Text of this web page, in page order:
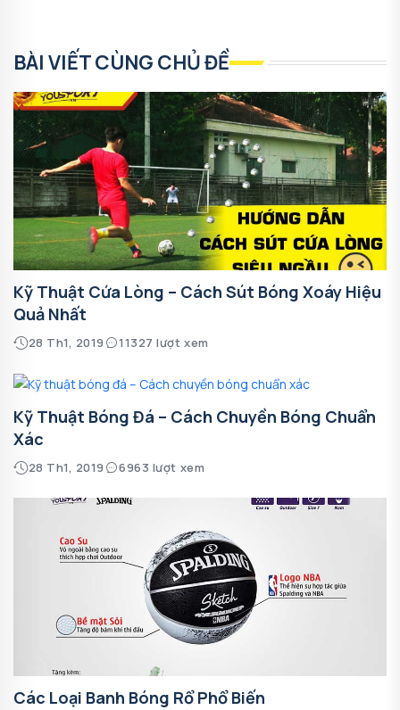
BÀI VIẾT CÙNG CHỦ ĐỀ
Kỹ Thuật Cứa Lòng – Cách Sút Bóng Xoáy Hiệu
Quả Nhất
28 Th1, 2019 11327 lượt xem
Kỹ Thuật Bóng Đá – Cách Chuyền Bóng Chuẩn
Xác
28 Th1, 2019 6963 lượt xem
Các Loại Banh Bóng Rổ Phổ Biến